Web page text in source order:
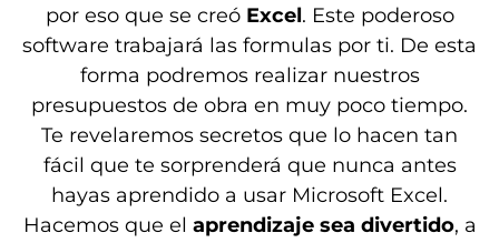
por eso que se creó Excel. Este poderoso
software trabajará las formulas por ti. De esta
forma podremos realizar nuestros
presupuestos de obra en muy poco tiempo.
Te revelaremos secretos que lo hacen tan
fácil que te sorprenderá que nunca antes
hayas aprendido a usar Microsoft Excel.
Hacemos que el aprendizaje sea divertido, a